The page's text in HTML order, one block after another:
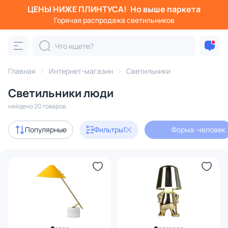
ЦЕНЫ НИЖЕ ПЛИНТУСА! Но выше паркета
Горячая распродажа светильников
Главная Интернет-магазин Светильники
Светильники люди
найдено 20 товаров
Популярные Фильтры1 Форма: человек
Фильтры
Категория:
Люстры Подвесные светильники
В наличии 20